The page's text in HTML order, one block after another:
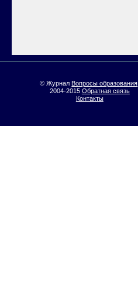
© ЖурналВопросы образования
2004-2015 Обратная связь
Контакты